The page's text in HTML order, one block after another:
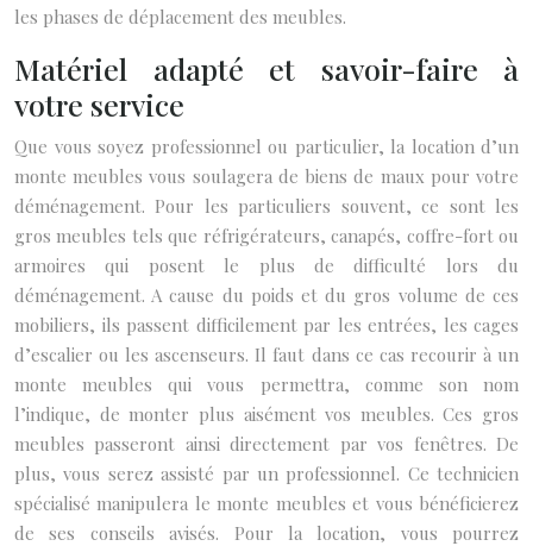
les phases de déplacement des meubles.
Matériel adapté et savoir-faire à
votre service
Que vous soyez professionnel ou particulier, la location d’un
monte meubles vous soulagera de biens de maux pour votre
déménagement. Pour les particuliers souvent, ce sont les
gros meubles tels que réfrigérateurs, canapés, coffre-fort ou
armoires qui posent le plus de difficulté lors du
déménagement. A cause du poids et du gros volume de ces
mobiliers, ils passent difficilement par les entrées, les cages
d’escalier ou les ascenseurs. Il faut dans ce cas recourir à un
monte meubles qui vous permettra, comme son nom
l’indique, de monter plus aisément vos meubles. Ces gros
meubles passeront ainsi directement par vos fenêtres. De
plus, vous serez assisté par un professionnel. Ce technicien
spécialisé manipulera le monte meubles et vous bénéficierez
de ses conseils avisés. Pour la location, vous pourrez